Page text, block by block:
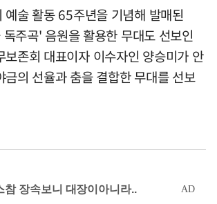
예술 활동 65주년을 기념해 발매된
주곡' 음원을 활용한 무대도 선보인
보존회 대표이자 이수자인 양승미가 안
금의 선율과 춤을 결합한 무대를 선보